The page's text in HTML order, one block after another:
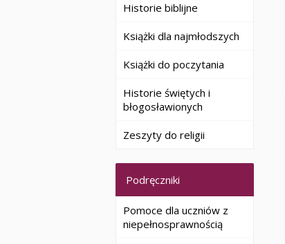
Historie biblijne
Książki dla najmłodszych
Książki do poczytania
Historie świętych i
błogosławionych
Zeszyty do religii
Podręczniki
Pomoce dla uczniów z
niepełnosprawnością